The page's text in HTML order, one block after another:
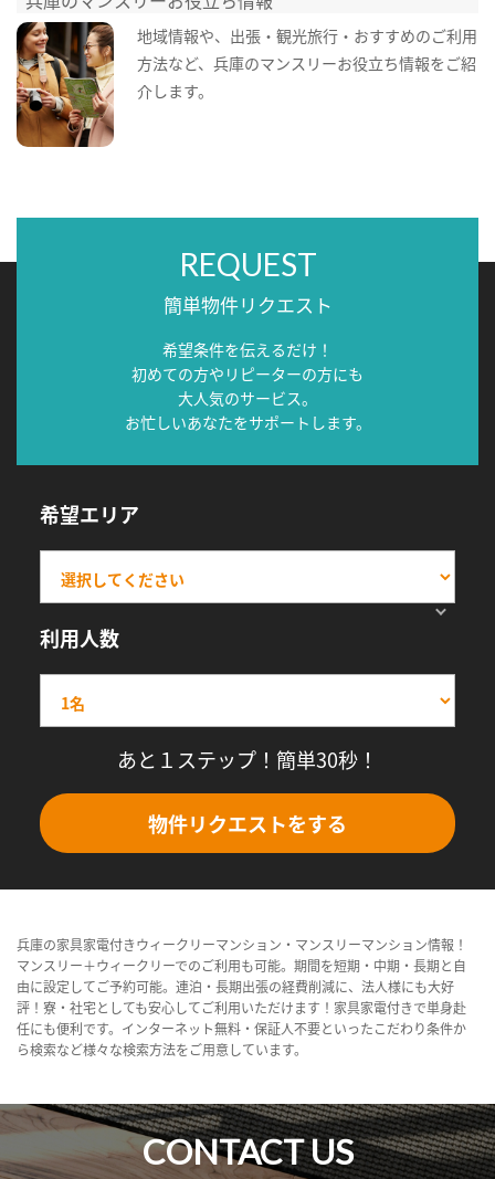
地域情報や、出張・観光旅行・おすすめのご利用
方法など、兵庫のマンスリーお役立ち情報をご紹
介します。
REQUEST
簡単物件リクエスト
希望条件を伝えるだけ！
初めての方やリピーターの方にも
大人気のサービス。
お忙しいあなたをサポートします。
希望エリア
利用人数
あと１ステップ！簡単30秒！
物件リクエストをする
兵庫の家具家電付きウィークリーマンション・マンスリーマンション情報！
マンスリー＋ウィークリーでのご利用も可能。期間を短期・中期・長期と自
由に設定してご予約可能。連泊・長期出張の経費削減に、法人様にも大好
評！寮・社宅としても安心してご利用いただけます！家具家電付きで単身赴
任にも便利です。インターネット無料・保証人不要といったこだわり条件か
ら検索など様々な検索方法をご用意しています。
CONTACT US